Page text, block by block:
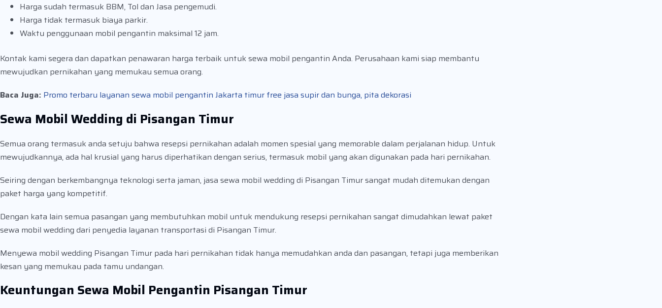
Harga sudah termasuk BBM, Tol dan Jasa pengemudi.
Harga tidak termasuk biaya parkir.
Waktu penggunaan mobil pengantin maksimal 12 jam.
Kontak kami segera dan dapatkan penawaran harga terbaik untuk sewa mobil pengantin Anda. Perusahaan kami siap membantu
mewujudkan pernikahan yang memukau semua orang.
Baca Juga: Promo terbaru layanan sewa mobil pengantin Jakarta timur free jasa supir dan bunga, pita dekorasi
Sewa Mobil Wedding di Pisangan Timur
Semua orang termasuk anda setuju bahwa resepsi pernikahan adalah momen spesial yang memorable dalam perjalanan hidup. Untuk
mewujudkannya, ada hal krusial yang harus diperhatikan dengan serius, termasuk mobil yang akan digunakan pada hari pernikahan.
Seiring dengan berkembangnya teknologi serta jaman, jasa sewa mobil wedding di Pisangan Timur sangat mudah ditemukan dengan
paket harga yang kompetitif.
Dengan kata lain semua pasangan yang membutuhkan mobil untuk mendukung resepsi pernikahan sangat dimudahkan lewat paket
sewa mobil wedding dari penyedia layanan transportasi di Pisangan Timur.
Menyewa mobil wedding Pisangan Timur pada hari pernikahan tidak hanya memudahkan anda dan pasangan, tetapi juga memberikan
kesan yang memukau pada tamu undangan.
Keuntungan Sewa Mobil Pengantin Pisangan Timur